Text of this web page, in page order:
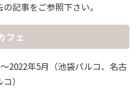
記事をご参照下さい。
フェ
2022年5月（池袋パルコ、名古
）